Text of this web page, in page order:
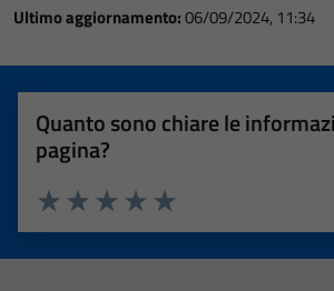
Ultimo aggiornamento:06/09/2024, 11:34
Quanto sono chiare le
pagina?
Valuta 5 stelle su 5
Valuta 4 stelle su 5
Valuta 3 stelle su 5
Valuta 2 stelle su 5
Valuta 1 stelle su 5